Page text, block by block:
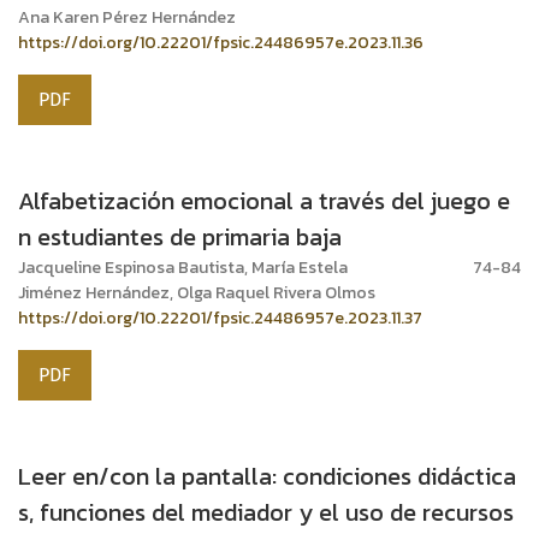
Ana Karen Pérez Hernández
https://doi.org/10.22201/fpsic.24486957e.2023.11.36
PDF
Alfabetización emocional a través del juego e
n estudiantes de primaria baja
Jacqueline Espinosa Bautista, María Estela
Jiménez Hernández, Olga Raquel Rivera Olmos
74-84
https://doi.org/10.22201/fpsic.24486957e.2023.11.37
PDF
Leer en/con la pantalla: condiciones didáctica
s, funciones del mediador y el uso de recursos